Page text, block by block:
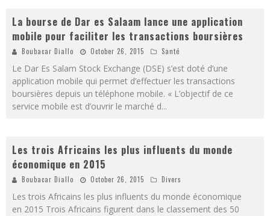
La bourse de Dar es Salaam lance une application
mobile pour faciliter les transactions boursières
Boubacar Diallo October 26, 2015 Santé
Le Dar Es Salam Stock Exchange (DSE) s’est doté d’une
application mobile qui permet d’effectuer les transactions
boursières depuis un téléphone mobile. « L’objectif de ce
service mobile est d’ouvrir le marché d...
Les trois Africains les plus influents du monde
économique en 2015
Boubacar Diallo October 26, 2015 Divers
Les trois Africains les plus influents du monde économique
en 2015 Trois Africains figurent dans le classement des 50